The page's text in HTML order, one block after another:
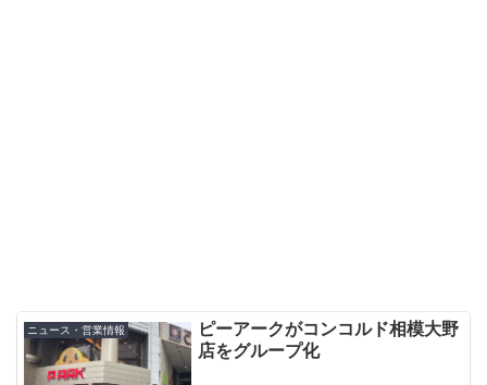
ニュース・営業情報
ピーアークがコンコルド相模大野
店をグループ化